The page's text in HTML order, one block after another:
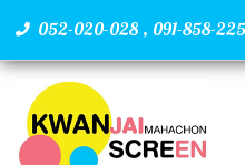
052-020-028 , 091-858-